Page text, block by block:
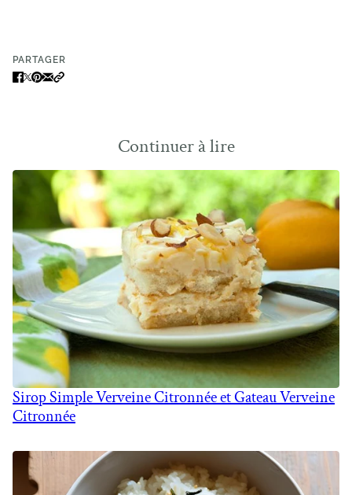
PARTAGER
Continuer à lire
Sirop Simple Verveine Citronnée et Gateau Verveine
Citronnée